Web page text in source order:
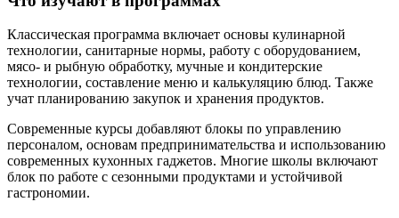
Классическая программа включает основы кулинарной
технологии, санитарные нормы, работу с оборудованием,
мясо- и рыбную обработку, мучные и кондитерские
технологии, составление меню и калькуляцию блюд. Также
учат планированию закупок и хранения продуктов.
Современные курсы добавляют блокы по управлению
персоналом, основам предпринимательства и использованию
современных кухонных гаджетов. Многие школы включают
блок по работе с сезонными продуктами и устойчивой
гастрономии.